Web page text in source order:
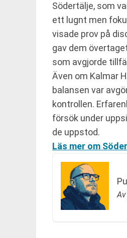
Södertälje, som
ett lugnt men
visade prov på
gav dem
som avgjorde
Även om Kalmar
balansen var
kontrollen.
försök under
de uppstod.
Läs mer om
Av